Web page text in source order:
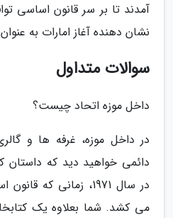
آمدند تا بر سر قانون اساسی
نشان دهنده آغاز امارات به
سوالات متداول
داخل موزه اتحاد چیست؟
در داخل موزه، غرفه ها و
دائمی خواهید دید که داستان
در سال 1971، زمانی
می کشد. شما بعلاوه یک